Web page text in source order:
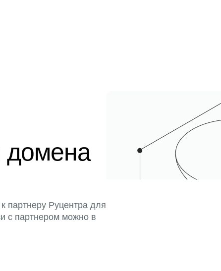
домена
партнеру Руцентра для
с партнером можно в